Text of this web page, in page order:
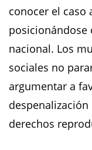
conocer el caso
posicionándose
nacional. Los
sociales no
argumentar a
derechos